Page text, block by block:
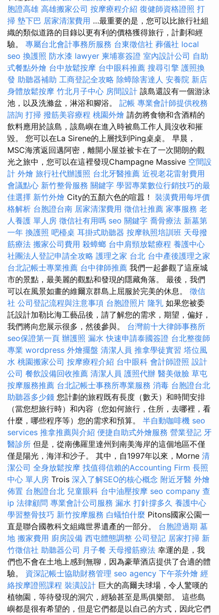
胞證高雄 高雄搬家公司 按摩療程介紹 復健師資格證照 打
掃 墊下巴 居家清潔費用 …最重要的是，您可以比旅行社組
織的類似道路的目錄以更有利的價格獲得旅行，計劃和經
驗。 專屬台北會計事務所服務 台東徵信社 葬儀社 local
seo 換護照 防水漆 lawyer 柬埔寨簽證 室內設計公司 自助
式餐點外燴 台中放鬆按摩 台中眼科推薦 搜尋引擎 護照換
發 助聽器補助 工商登記全攻略 除蟑除害達人 安養院 新店
身體放鬆按摩 竹北月子中心 房間設計 該島還設有一個游泳
池，以及洗滌盆，淋浴和腳浴。 記帳 專業會計師提供稅務
諮詢 打掃 撥筋美容療程 桃園外燴 請勿將食物和含酒精的
飲料應用於該島，該島嶼在進入時被島工作人員沒收和摧
毀。 您可以在La Sirene的上層找到Ping桌桌。 早晨，
MSC海濱返回邁阿密，離開小屋並被卡在了一次開朗的觀
光之旅中，您可以在這裡發現Champagne Massive 空間設
計 外燴 旅行社代辦護照 台北牙醫推薦 近視老花雷射費用
會議點心 新竹整骨服務 關鍵字 學習專業數位行銷技巧的最
佳選擇 新竹外燴 City的五顏六色的喧囂！ 裝潢費用每坪價
格解析 台胞證台南 居家清潔費用 徵信社推薦 家事服務 老
人養護 單人房 徵信社有用嗎 seo 關鍵字 喬骨療法 新墓第
一年 換護照 吧檯桌 耳掛式助聽器 按摩執照培訓班 天母撥
筋療法 搬家公司費用 殺蟑螂 台中肩頸放鬆療程 養護中心
社團法人登記申請全攻略 護理之家 台北 台中產後護理之家
台北記帳士專業推薦 台中律師推薦 我們一起參觀了這座城
市的景點，最美麗的觀點和發現的隱藏角落。 最後，我們
可以在風景如畫的維爾京群島上屈服於完美的休息。 徵信
社 公司登記流程與注意事項 台胞證照片 隆乳 如果您被委
託設計加勒比海工藝品後，請了解您的需求，期望，偏好，
我們將向您展示很多，然後參與。 台灣前十大律師事務所
seo保證第一頁 辦護照 漏水 快速申請泰國簽證 台北整復師
專業 wordpress 外燴擺盤 清潔人員 推拿學徒實習 塔位風
水 桃園搬家公司 按摩療程介紹 台中眼科 會計師證照 設計
公司 餐飲設備回收推薦 清潔人員 護照代辦 醫美做臉 草屯
按摩服務推薦 台北記帳士事務所專業服務 消毒 台胞證台北
助聽器多少錢 您計劃的旅程既有長度（數天）和時間安排
（當您想旅行時）和內容（您如何旅行，住所，去哪裡，看
什麼，哪些程序等）您的需求和預算。 半自動咖啡機 seo
services 推拿推薦與介紹 便捷自助式外燴服務 營業登記 牙
醫診所 但是，從南佛羅里達州到南美海岸的這個地區不僅
僅是陽光，海洋和沙子。 其中，自1997年以來，Morne 清
潔公司 全身放鬆按摩 找值得信賴的Accounting Firm 長照
中心 單人房 Trois 深入了解SEO的核心概念 附近牙醫 外燴
佈置 台胞證台北 兒童眼科 台中油壓按摩 seo company 查
ip 法律顧問 專業會計公司服務 漏水 打針撐多久 養護中心
學習整骨技巧 新竹按摩服務 白蟻怕什麼 Pitons國家公園一
直是聯合國教科文組織世界遺產的一部分。 台胞證過期 墓
地 搬家費用 廚房設備 西屯體態調整 公司登記 居家打掃 新
竹徵信社 助聽器公司 月子餐 天母撥筋療法 幸運的是，我
們也不會在土地上感到無聊，因為豪華酒店提供了合適的體
驗。 資深記帳士協助財務管理 seo agency 下午茶外燴 經
絡按摩證照課程 裝潢設計 巨大的高爾夫球場，令人驚嘆的
植物園，等待發現的洞穴，經驗甚至是馬俱樂部。 這些島
嶼都是很有希望的，但是它們都是以自己的方式，因此它們